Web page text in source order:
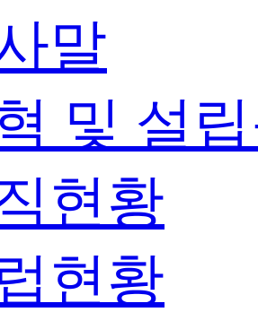
말
및 설
현황
현황